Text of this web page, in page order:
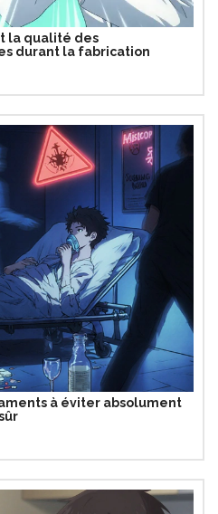
la qualité des
durant la fabrication
à éviter absolument